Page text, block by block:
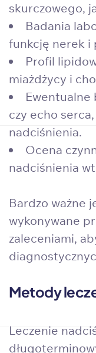
skurczowego,
Badania
funkcję nerek i
Profil
miażdżycy i
Ewentualne
czy echo
nadciśnienia.
Ocena
nadciśnienia
Bardzo ważne
wykonywane
zaleceniami,
Metody
Leczenie